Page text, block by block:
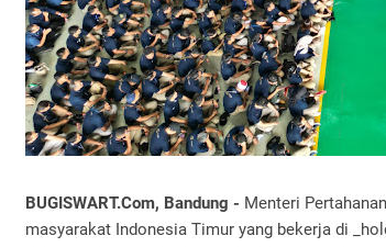
BUGISWART.Com, Bandung - Menteri
masyarakat Indonesia Timur yang bekerja di